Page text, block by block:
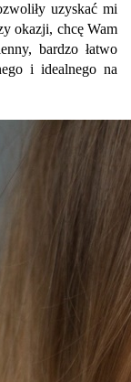
uzyskać mi
okazji, chcę Wam
bardzo łatwo
i idealnego na